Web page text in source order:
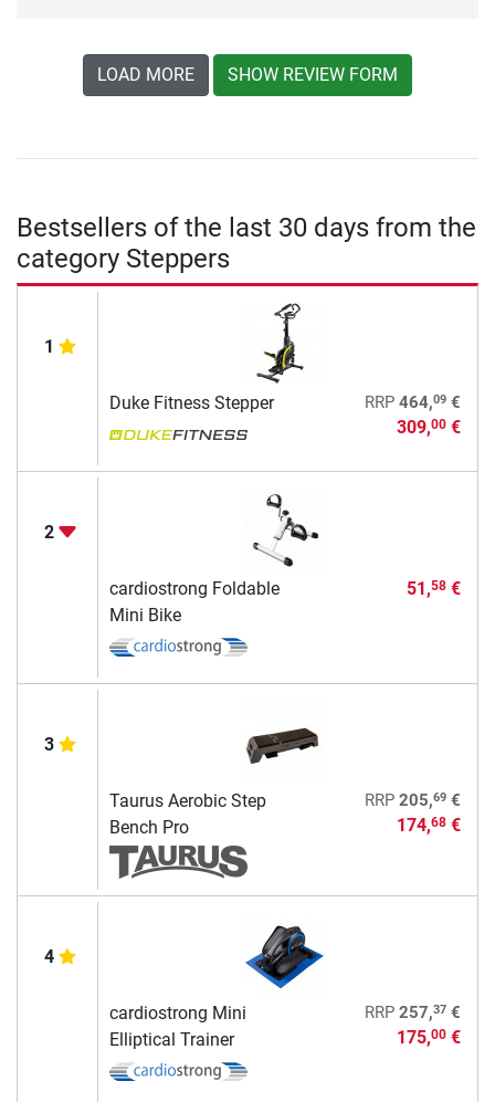
LOAD MORE SHOW REVIEW FORM
Bestsellers of the last 30 days from the
category Steppers
1
Duke Fitness Stepper RRP 464,09€
309,00€
2
cardiostrong Foldable
Mini Bike
51,58€
3
Taurus Aerobic Step
Bench Pro
RRP 205,69€
174,68€
4
cardiostrong Mini
Elliptical Trainer
RRP 257,37€
175,00€